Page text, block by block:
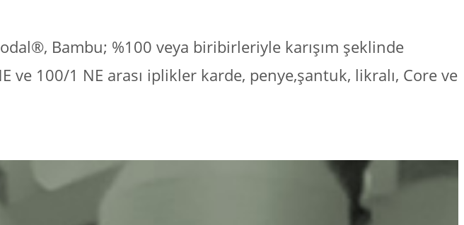
Bambu; %100 veya biribirleriyle karışım şeklinde
ve 100/1 NE arası iplikler karde, penye,şantuk, likralı, Core ve